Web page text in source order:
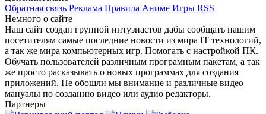
Обратная связь Реклама Правила Аниме Игры RSS
Немного о сайте
Наш сайт создан группой интузиастов дабы сообщать нашим
посетителям самые последние новости из мира IT технологий,
а так же мира компьютерных игр. Помогать с настройкой ПК.
Обучать пользователей различным програмным пакетам, а так
же просто расказывать о новых программах для создания
приложений. Не обошли мы внимание и различные видео
мануалы по созданию видео или аудио редакторы.
Партнеры